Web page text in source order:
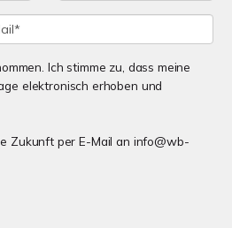
Ich stimme zu, dass meine
elektronisch erhoben und
Zukunft per E-Mail an info@wb-